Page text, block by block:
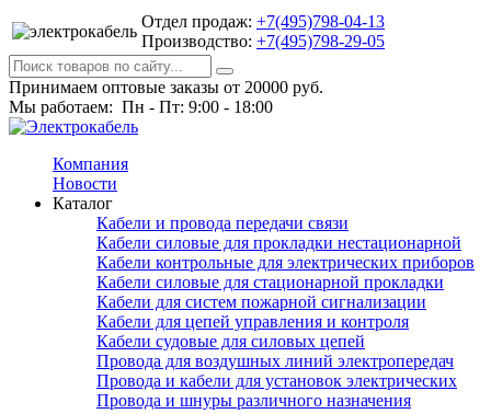
Отдел продаж: +7(495)798-04-13
Производство: +7(495)798-29-05
Принимаем оптовые заказы от 20000 руб.
Мы работаем: Пн - Пт: 9:00 - 18:00
Компания
Новости
Каталог
Кабели и провода передачи связи
Кабели силовые для прокладки нестационарной
Кабели контрольные для электрических приборов
Кабели силовые для стационарной прокладки
Кабели для систем пожарной сигнализации
Кабели для цепей управления и контроля
Кабели судовые для силовых цепей
Провода для воздушных линий электропередач
Провода и кабели для установок электрических
Провода и шнуры различного назначения